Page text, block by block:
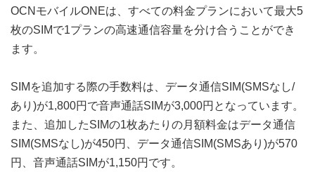
OCNモバイルONEは、すべての料金プランにおいて最大5
枚のSIMで1プランの高速通信容量を分け合うことができ
ます。
SIMを追加する際の手数料は、データ通信SIM(SMSなし/
あり)が1,800円で音声通話SIMが3,000円となっています。
また、追加したSIMの1枚あたりの月額料金はデータ通信
SIM(SMSなし)が450円、データ通信SIM(SMSあり)が570
円、音声通話SIMが1,150円です。